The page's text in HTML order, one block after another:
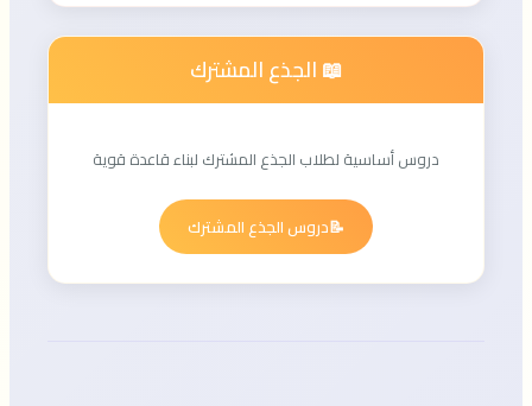
📖 الجذع المشترك
دروس أساسية لطلاب الجذع المشترك لبناء قاعدة قوية
📝دروس الجذع المشترك